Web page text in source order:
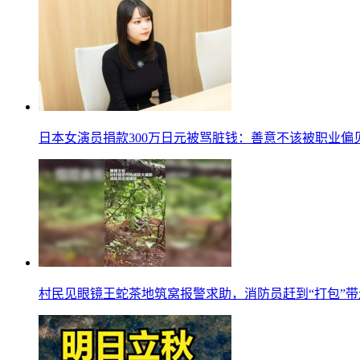
日本女演员捐款300万日元被骂脏钱：善意不该被职业偏
村民见眼镜王蛇茶地筑窝报警求助，消防员赶到“打包”带